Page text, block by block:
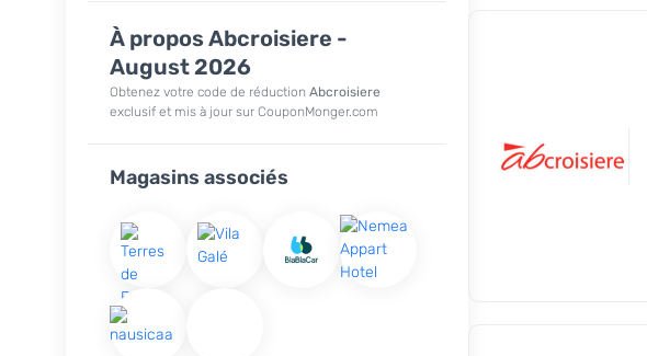
À propos Abcroisiere -
August 2026
Obtenez votre code de réduction Abcroisiere
exclusif et mis à jour sur CouponMonger.com
Magasins associés